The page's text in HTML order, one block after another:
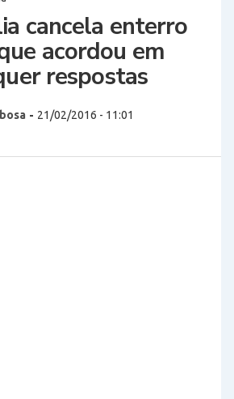
cancela enterro
acordou em
respostas
- 21/02/2016 - 11:01